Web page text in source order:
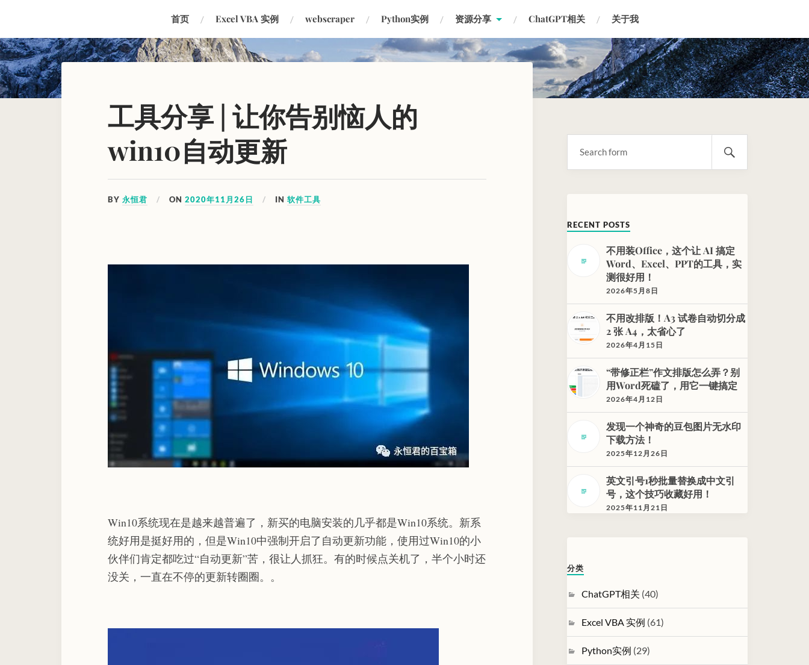
首页 Excel VBA 实例 webscraper Python实例 资源分享 ChatGPT相关 关于我
工具分享 | 让你告别恼人的
win10自动更新
BY永恒君 ON2020年11月26日 IN软件工具
Win10系统现在是越来越普遍了，新买的电脑安装的几乎都是Win10系统。新系
统好用是挺好用的，但是Win10中强制开启了自动更新功能，使用过Win10的小
伙伴们肯定都吃过“自动更新”苦，很让人抓狂。有的时候点关机了，半个小时还
没关，一直在不停的更新转圈圈。。
RECENT POSTS
不用装Office，这个让 AI 搞定
Word、Excel、PPT的工具，实
测很好用！
2026年5月8日
不用改排版！A3 试卷自动切分成
2 张 A4，太省心了
2026年4月15日
“带修正栏”作文排版怎么弄？别
用Word死磕了，用它一键搞定
2026年4月12日
发现一个神奇的豆包图片无水印
下载方法！
2025年12月26日
英文引号1秒批量替换成中文引
号，这个技巧收藏好用！
2025年11月21日
分类
ChatGPT相关 (40)
Excel VBA 实例 (61)
Python实例 (29)